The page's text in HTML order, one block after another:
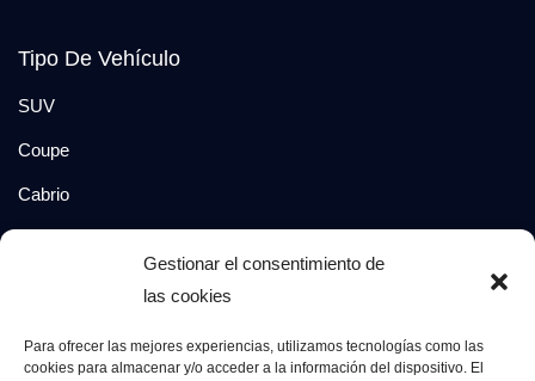
Gestionar el consentimiento de
las cookies
Para ofrecer las mejores experiencias, utilizamos tecnologías como las
cookies para almacenar y/o acceder a la información del dispositivo. El
Tipo De Vehículo
SUV
Coupe
Cabrio